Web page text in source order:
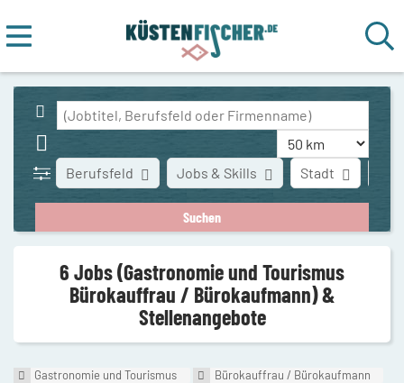
Stadt
Berufsfeld Jobs & Skills
6 Jobs (Gastronomie und Tourismus
Bürokauffrau / Bürokaufmann) &
Stellenangebote
Gastronomie und Tourismus Bürokauffrau / Bürokaufmann